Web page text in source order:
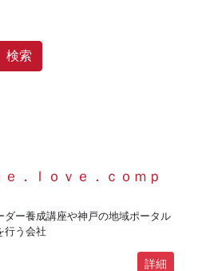
．ｌｏｖｅ．ｃｏｍｐ
ダー養成講座や神戸の地域ポータル
行う会社
詳細